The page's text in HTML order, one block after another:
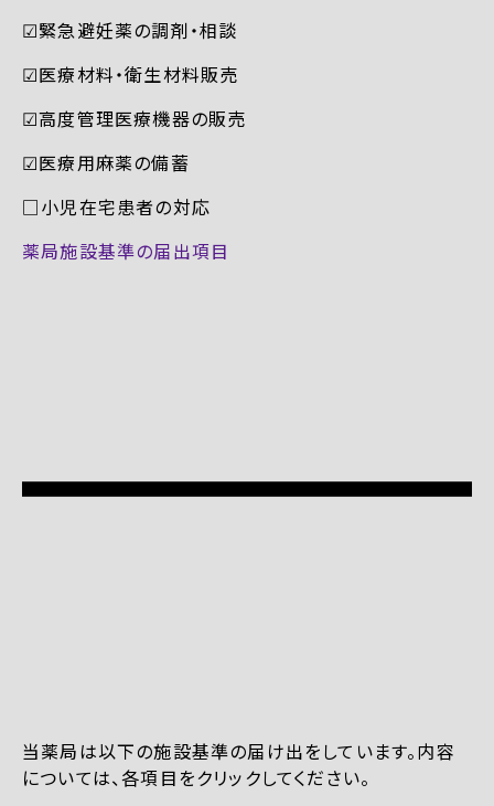
☑︎緊急避妊薬の調剤・相談
☑︎医療材料・衛生材料販売
☑︎高度管理医療機器の販売
☑︎医療用麻薬の備蓄
□小児在宅患者の対応
薬局施設基準の届出項目
当薬局は以下の施設基準の届け出をしています。内容
については、各項目をクリックしてください。